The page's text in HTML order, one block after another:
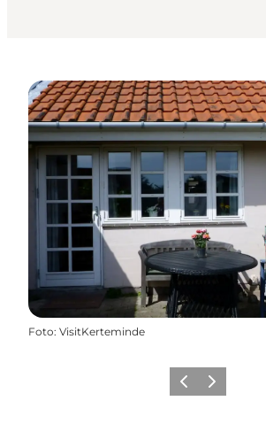
Foto: VisitKerteminde
Vorige Volgende